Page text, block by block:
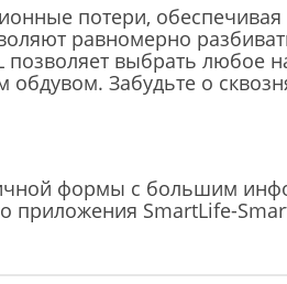
потери,
равномерно
выбрать любое
Забудьте о
формы с большим
приложения SmartLife-